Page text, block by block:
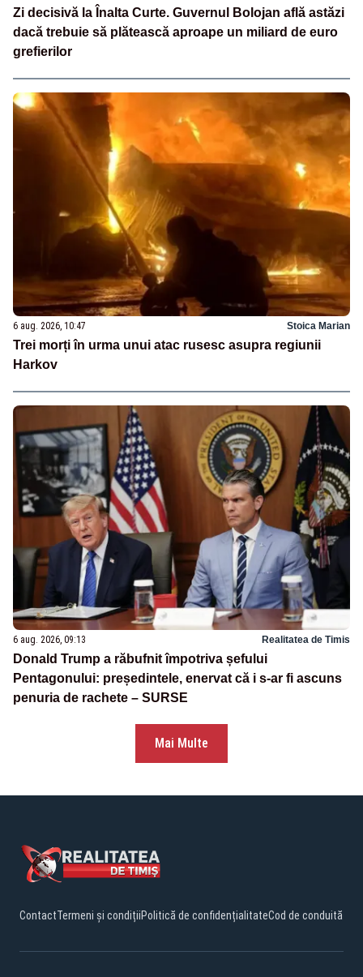
Zi decisivă la Înalta Curte. Guvernul Bolojan află astăzi
dacă trebuie să plătească aproape un miliard de euro
grefierilor
6 aug. 2026, 10:47 Stoica Marian
Trei morți în urma unui atac rusesc asupra regiunii
Harkov
6 aug. 2026, 09:13 Realitatea de Timis
Donald Trump a răbufnit împotriva șefului
Pentagonului: președintele, enervat că i s-ar fi ascuns
penuria de rachete – SURSE
Mai Multe
ContactTermeni și condițiiPolitică de confidențialitateCod de conduită